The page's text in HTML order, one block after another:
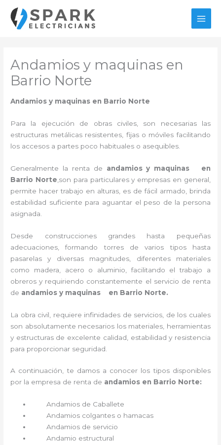
contenido
Andamios y maquinas en
Barrio Norte
Andamios y maquinas en Barrio Norte
Para la ejecución de obras civiles, son necesarias las
estructuras metálicas resistentes, fijas o móviles facilitando
los accesos a partes poco habituales o asequibles.
Generalmente la renta de andamios y maquinas en
Barrio Norte ,son para particulares y empresas en general,
permite hacer trabajo en alturas, es de fácil armado, brinda
estabilidad suficiente para aguantar el peso de la persona
asignada.
Desde construcciones grandes hasta pequeñas
adecuaciones, formando torres de varios tipos hasta
pasarelas y diversas magnitudes, diferentes materiales
como madera, acero o aluminio, facilitando el trabajo a
obreros y requiriendo constantemente el servicio de renta
de andamios y maquinas en Barrio Norte.
La obra civil, requiere infinidades de servicios, de los cuales
son absolutamente necesarios los materiales, herramientas
y estructuras de excelente calidad, estabilidad y resistencia
para proporcionar seguridad.
A continuación, te damos a conocer los tipos disponibles
por la empresa de renta de andamios en Barrio Norte:
Andamios de Caballete
Andamios colgantes o hamacas
Andamios de servicio
Andamio estructural